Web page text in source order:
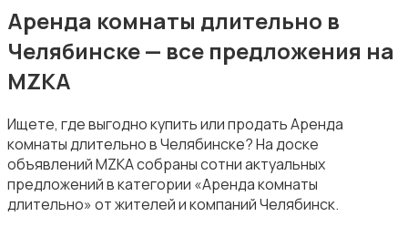
Аренда комнаты длительно в
Челябинске — все предложения на
MZKA
Ищете, где выгодно купить или продать Аренда
комнаты длительно в Челябинске? На доске
объявлений MZKA собраны сотни актуальных
предложений в категории «Аренда комнаты
длительно» от жителей и компаний Челябинск.